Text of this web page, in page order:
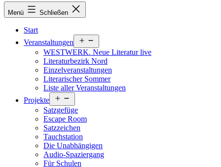
Menü Schließen
Start
Veranstaltungen
öffnen
WESTWERK. Neue Literatur live
Literaturbezirk Nord
Einzelveranstaltungen
Literarischer Sommer
Liste aller Veranstaltungen
Projekte
öffnen
Satzgefüge
Escape Room
Satzzeichen
Tauchstation
Die Unabhängigen
Audio-Spaziergang
Für Schulen